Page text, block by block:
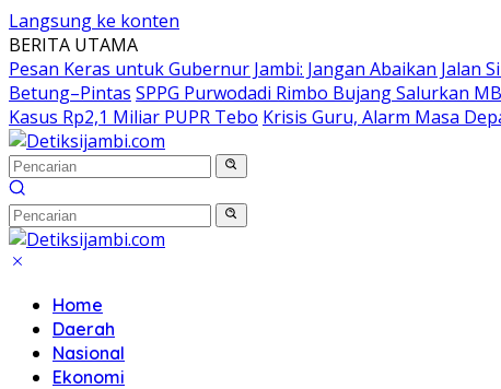
Langsung ke konten
BERITA UTAMA
Pesan Keras untuk Gubernur Jambi: Jangan Abaikan Jalan
Betung–Pintas SPPG Purwodadi Rimbo Bujang Salurkan
Kasus Rp2,1 Miliar PUPR Tebo Krisis Guru, Alarm Masa
Home
Daerah
Nasional
Ekonomi